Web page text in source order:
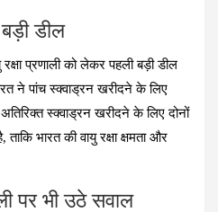
डील
प्रणाली को लेकर पहली बड़ी डील
ने पांच स्क्वाड्रन खरीदने के लिए
स्क्वाड्रन खरीदने के लिए दोनों
भारत की वायु रक्षा क्षमता और
पर भी उठे सवाल